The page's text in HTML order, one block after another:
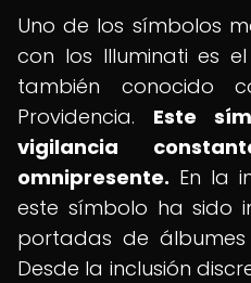
Uno de los símbolos
con los Illuminati es
también conocido
Providencia. Este
vigilancia
omnipresente. En la
este símbolo ha sido
portadas de
Desde la inclusión